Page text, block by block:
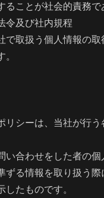
ることが社会的責務で
令及び社内規程
で取扱う個人情報の取
リシーは、当社が行う
い合わせをした者の個
ずる情報を取り扱う
したものです。